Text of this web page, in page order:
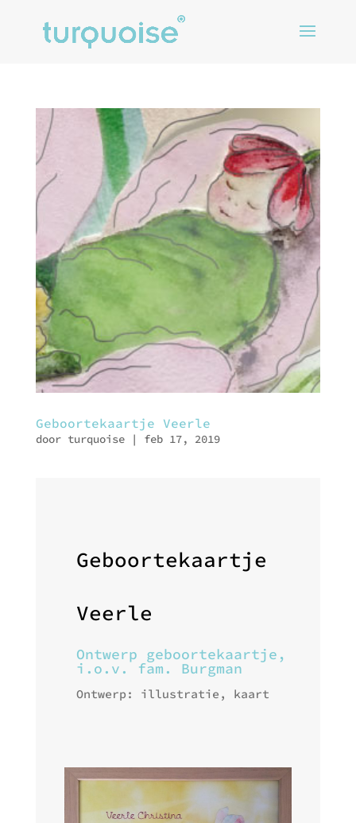
Geboortekaartje Veerle
door turquoise| feb 17, 2019
Geboortekaartje
Veerle
Ontwerp geboortekaartje,
i.o.v. fam. Burgman
Ontwerp: illustratie, kaart